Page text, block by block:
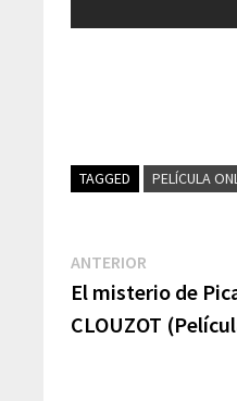
TAGGED PELÍCULA
Navegación
de
entradas
ANTERIOR
post:
El misterio de
CLOUZOT